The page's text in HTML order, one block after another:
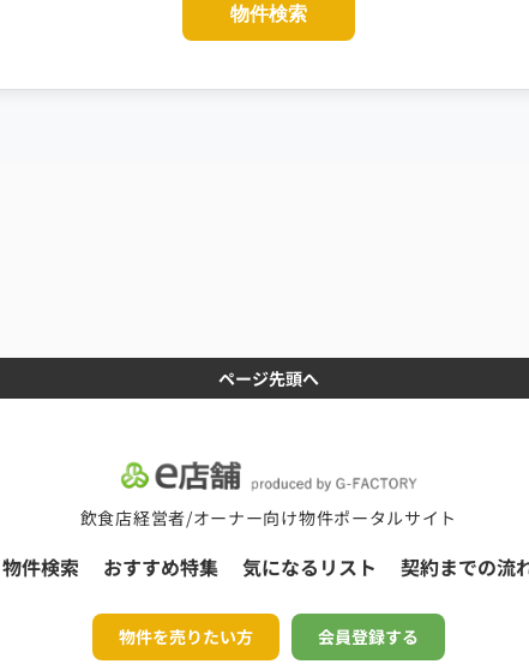
物件検索
ページ先頭へ
飲食店経営者/オーナー向け物件ポータルサイト
物件検索 おすすめ特集 気になるリスト 契約までの流
物件を売りたい方 会員登録する